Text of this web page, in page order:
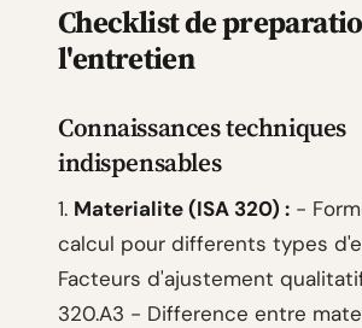
Checklist de
l'entretien
Connaissances techniques
indispensables
1. Materialite (ISA 320) : -
calcul pour differents types
Facteurs d'ajustement
320.A3 - Difference entre